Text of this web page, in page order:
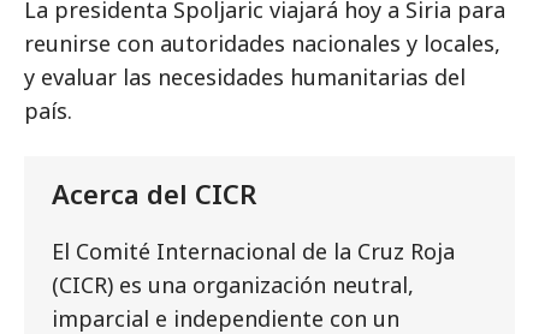
La presidenta Spoljaric viajará hoy a Siria para
reunirse con autoridades nacionales y locales,
y evaluar las necesidades humanitarias del
país.
Acerca del CICR
El Comité Internacional de la Cruz Roja
(CICR) es una organización neutral,
imparcial e independiente con un